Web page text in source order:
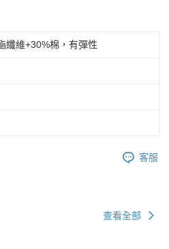
纖維+30%棉，有彈性
客服
查看全部